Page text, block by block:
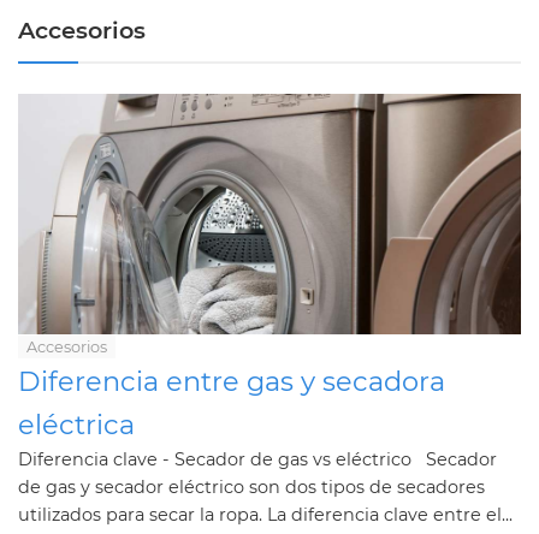
Accesorios
Accesorios
Diferencia entre gas y secadora
eléctrica
Diferencia clave - Secador de gas vs eléctrico Secador
de gas y secador eléctrico son dos tipos de secadores
utilizados para secar la ropa. La diferencia clave entre el...